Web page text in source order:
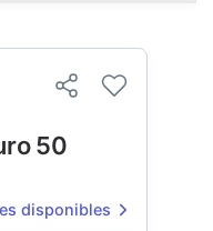
50
disponibles